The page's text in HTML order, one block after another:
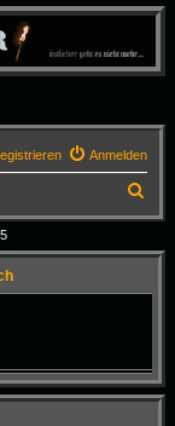
Anmelden
u
c